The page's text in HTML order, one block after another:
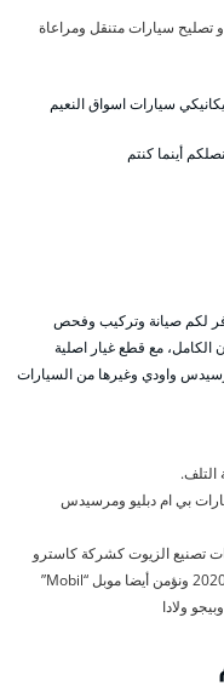
سيارات متنقل ومراعاة
سيارات اسواق النعيم
أينما كنتم
لكم صيانة وتركيب وفحص
الكامل، مع قطع غيار اصلية
واودي وغيرها من السيارات
التلف.
بي ام دبليو ومرسيدس
تصنيع الزيوت كشركة كاسترو
وتوتال “Total” الذي انتخب أفضل زيت للسيارة لعام 2020 ونؤمن أيضا موبل “Mobil”
ولادا